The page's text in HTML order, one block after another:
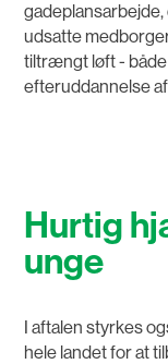
udsatte
tiltrængt løft -
efteruddannelse
Hurtig
unge
I aftalen styrkes
hele landet for at